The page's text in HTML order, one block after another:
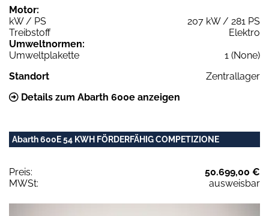
Motor:
kW / PS
207 kW / 281 PS
Treibstoff
Elektro
Umweltnormen:
Umweltplakette
1 (None)
Standort
Zentrallager
Details zum Abarth 600e anzeigen
Abarth 600E 54 KWH FÖRDERFÄHIG COMPETIZIONE
Preis:
50.699,00 €
MWSt:
ausweisbar